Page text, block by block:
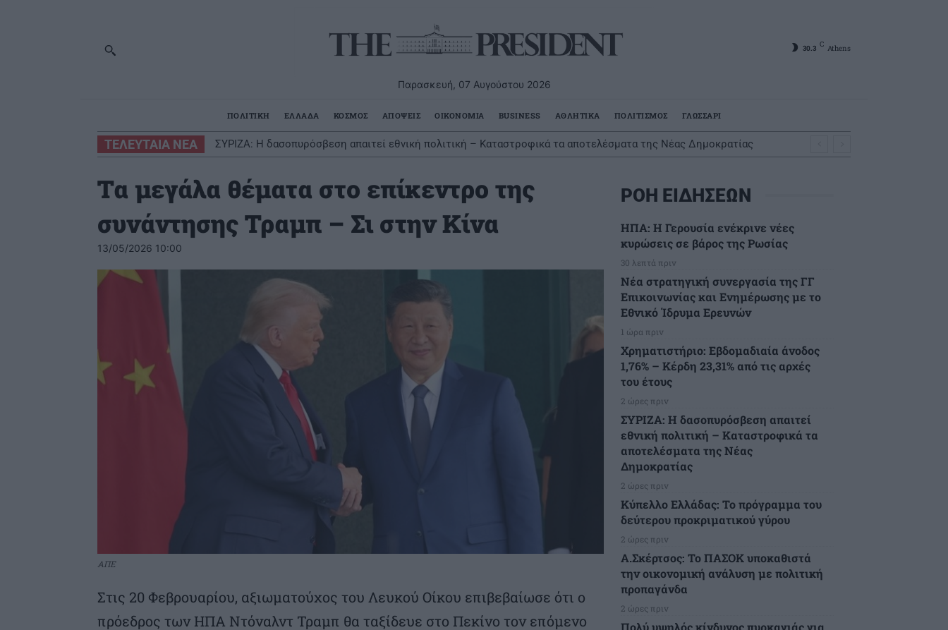
Παρασκευή, 07 Αυγούστου 2026
30.3 C Athens
ΠΟΛΙΤΙΚΗ ΕΛΛΑΔΑ ΚΟΣΜΟΣ ΑΠΟΨΕΙΣ ΟΙΚΟΝΟΜΙΑ BUSINESS ΑΘΛΗΤΙΚΑ ΠΟΛΙΤΙΣΜΟΣ ΓΛΩΣΣΑΡΙ
ΤΕΛΕΥΤΑΙΑ ΝΕΑ ΣΥΡΙΖΑ: Η δασοπυρόσβεση απαιτεί εθνική πολιτική – Καταστροφικά τα αποτελέσματα της Νέας Δημοκρατίας
Κύπελλο Ελλάδας: Το πρόγραμμα του δεύτερου προκριματικού γύρου
Τα μεγάλα θέματα στο επίκεντρο της
συνάντησης Τραμπ – Σι στην Κίνα
13/05/2026 10:00
ΑΠΕ
Στις 20 Φεβρουαρίου, αξιωματούχος του Λευκού Οίκου επιβεβαίωσε ότι ο
πρόεδρος των ΗΠΑ Ντόναλντ Τραμπ θα ταξίδευε στο Πεκίνο τον επόμενο
ΡΟΗ ΕΙΔΗΣΕΩΝ
ΗΠΑ: Η Γερουσία ενέκρινε νέες
κυρώσεις σε βάρος της Ρωσίας
30 λεπτά πριν
Νέα στρατηγική συνεργασία της ΓΓ
Επικοινωνίας και Ενημέρωσης με το
Εθνικό Ίδρυμα Ερευνών
1 ώρα πριν
Χρηματιστήριο: Εβδομαδιαία άνοδος
1,76% – Κέρδη 23,31% από τις αρχές
του έτους
2 ώρες πριν
ΣΥΡΙΖΑ: Η δασοπυρόσβεση απαιτεί
εθνική πολιτική – Καταστροφικά τα
αποτελέσματα της Νέας
Δημοκρατίας
2 ώρες πριν
Κύπελλο Ελλάδας: Το πρόγραμμα του
δεύτερου προκριματικού γύρου
2 ώρες πριν
Α.Σκέρτσος: Το ΠΑΣΟΚ υποκαθιστά
την οικονομική ανάλυση με πολιτική
προπαγάνδα
2 ώρες πριν
Πολύ υψηλός κίνδυνος πυρκαγιάς για